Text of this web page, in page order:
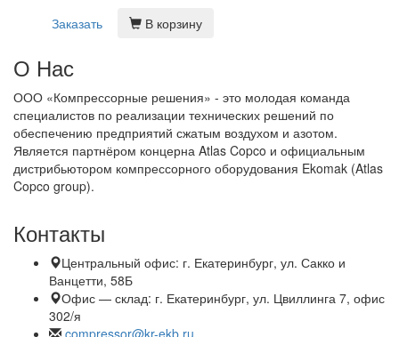
Заказать
В корзину
О Нас
ООО «Компрессорные решения» - это молодая команда
специалистов по реализации технических решений по
обеспечению предприятий сжатым воздухом и азотом.
Является партнёром концерна Atlas Copco и официальным
дистрибьютором компрессорного оборудования Ekomak (Atlas
Copco group).
Контакты
Центральный офис: г. Екатеринбург, ул. Сакко и
Ванцетти, 58Б
Офис — склад: г. Екатеринбург, ул. Цвиллинга 7, офис
302/я
compressor@kr-ekb.ru